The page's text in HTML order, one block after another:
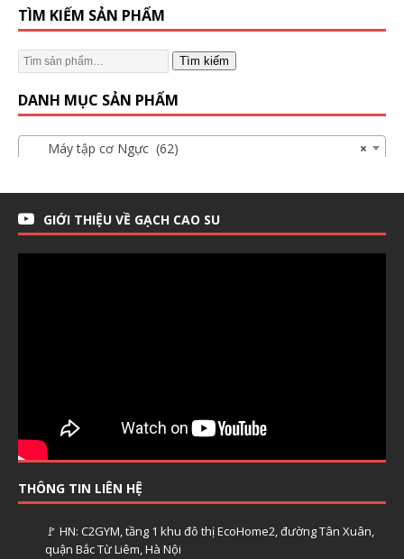
TÌM KIẾM SẢN PHẨM
Tìm kiếm
DANH MỤC SẢN PHẨM
×
Máy tập cơ Ngực (62)
GIỚI THIỆU VỀ GẠCH CAO SU
THÔNG TIN LIÊN HỆ
🚩 HN: C2GYM, tầng 1 khu đô thị EcoHome2, đường Tân Xuân,
quận Bắc Từ Liêm, Hà Nội